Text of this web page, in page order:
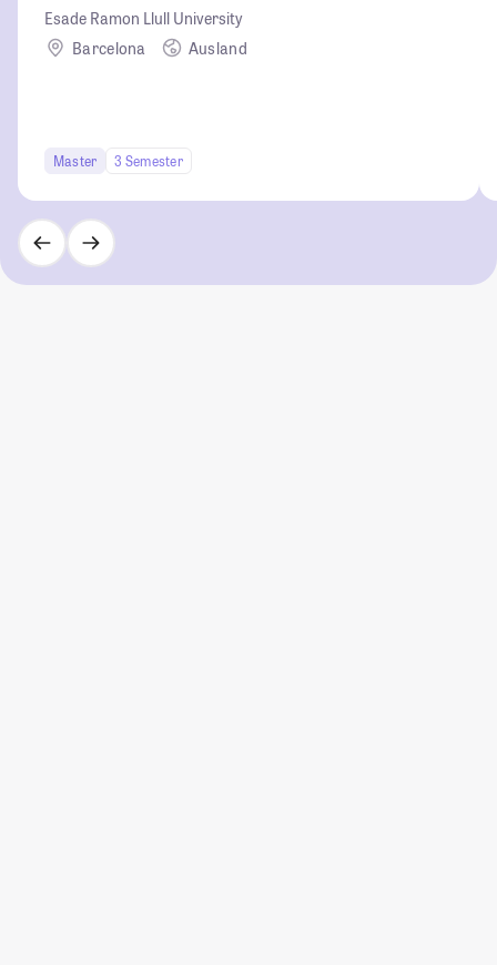
Esade Ramon Llull University
Barcelona
Ausland
Master 3 Semester